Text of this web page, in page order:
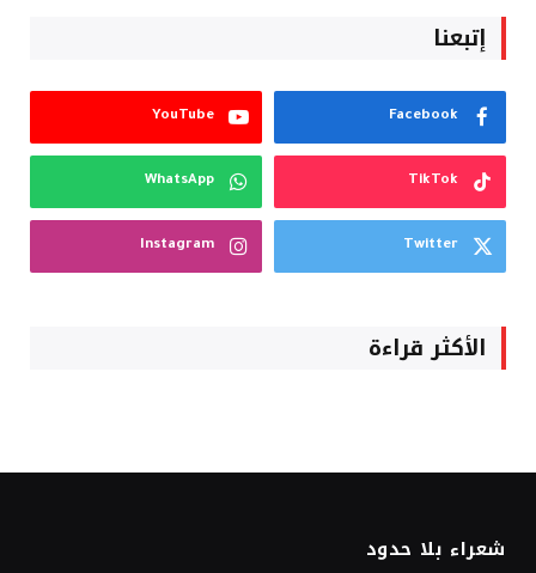
إتبعنا
Facebook
YouTube
TikTok
WhatsApp
Twitter
Instagram
الأكثر قراءة
شعراء بلا حدود